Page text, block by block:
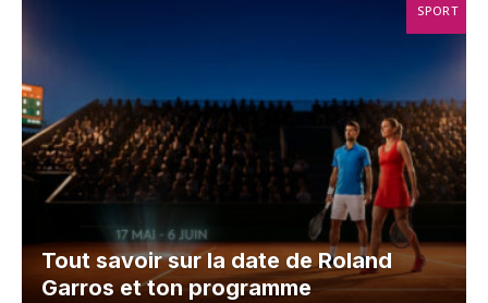
SPORT
Tout savoir sur la date de Roland
Garros et ton programme